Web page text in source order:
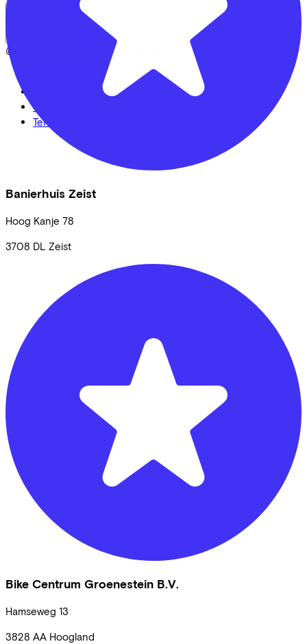
Banierhuis Zeist
Hoog Kanje 78
3708 DL Zeist
Bike Centrum Groenestein B.V.
Hamseweg 13
3828 AA Hoogland
© Lease a Bike. All Rights Reserved.
Privacy statement
Cookie statement
Cookie settings
Terms of use